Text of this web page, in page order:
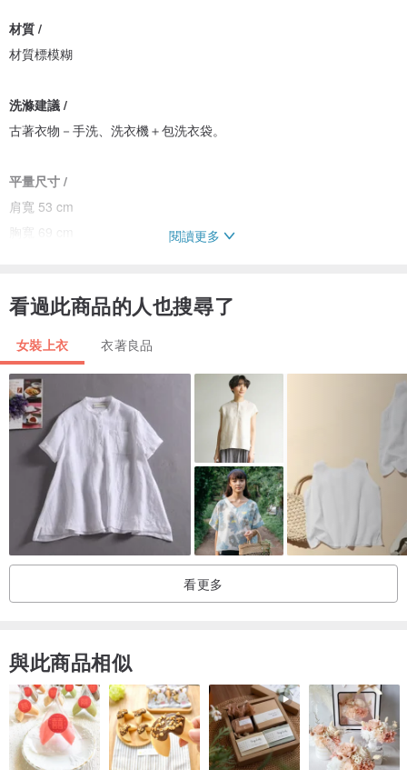
材質 /
材質標模糊
洗滌建議 /
古著衣物－手洗、洗衣機＋包洗衣袋。
平量尺寸 /
肩寬 53 cm
胸寬 69 cm
上臂寬 32 cm
袖長 29 cm
袖口寬 22 cm
注意事項 /
◆本設計館販售古着服飾，數量皆只有一件，賣場內皆已標明商品平
量尺寸，因此不接受尺寸或個人因素問題退換貨。
◆本設計館商品顏色均已調整為接近實際商品顏色，但由於每部電腦
色彩呈現不同，追求100%無色差吹毛求疵者請勿下標，因此不接受色
彩問題退換貨。
◆本設計館營業額未達開立發票之標準，恕不提供發票。
◆本設計館部分國家尚未設置國際運費，如需購買請先私訊詢問。
閱讀更多
看過此商品的人也搜尋了
女裝上衣 衣著良品
看更多
與此商品相似